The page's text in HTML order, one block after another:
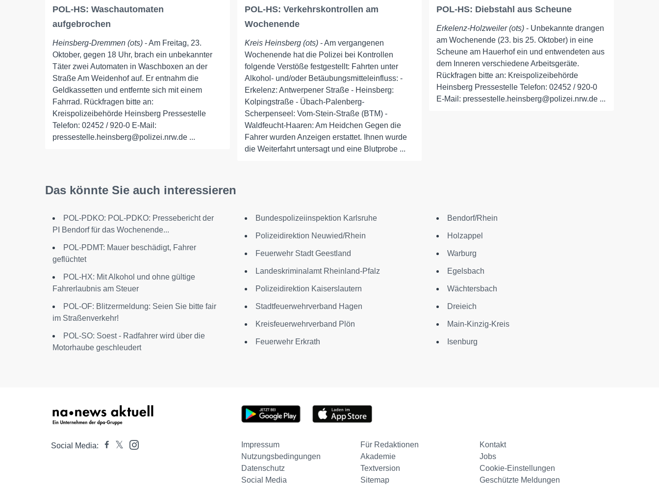
POL-HS: Waschautomaten
aufgebrochen
Heinsberg-Dremmen (ots) - Am Freitag, 23.
Oktober, gegen 18 Uhr, brach ein unbekannter
Täter zwei Automaten in Waschboxen an der
Straße Am Weidenhof auf. Er entnahm die
Geldkassetten und entfernte sich mit einem
Fahrrad. Rückfragen bitte an:
Kreispolizeibehörde Heinsberg Pressestelle
Telefon: 02452 / 920-0 E-Mail:
pressestelle.heinsberg@polizei.nrw.de ...
POL-HS: Verkehrskontrollen am
Wochenende
Kreis Heinsberg (ots)- Am vergangenen
Wochenende hat die Polizei bei Kontrollen
folgende Verstöße festgestellt: Fahrten unter
Alkohol- und/oder Betäubungsmitteleinfluss: -
Erkelenz: Antwerpener Straße - Heinsberg:
Kolpingstraße - Übach-Palenberg-
Scherpenseel: Vom-Stein-Straße (BTM) -
Waldfeucht-Haaren: Am Heidchen Gegen die
Fahrer wurden Anzeigen erstattet. Ihnen wurde
die Weiterfahrt untersagt und eine Blutprobe ...
POL-HS: Diebstahl aus Scheune
Erkelenz-Holzweiler (ots) - Unbekannte drangen
am Wochenende (23. bis 25. Oktober) in eine
Scheune am Hauerhof ein und entwendeten aus
dem Inneren verschiedene Arbeitsgeräte.
Rückfragen bitte an: Kreispolizeibehörde
Heinsberg Pressestelle Telefon: 02452 / 920-0
E-Mail: pressestelle.heinsberg@polizei.nrw.de ...
Das könnte Sie auch interessieren
POL-PDKO: POL-PDKO: Pressebericht der
PI Bendorf für das Wochenende...
POL-PDMT: Mauer beschädigt, Fahrer
geflüchtet
POL-HX: Mit Alkohol und ohne gültige
Fahrerlaubnis am Steuer
POL-OF: Blitzermeldung: Seien Sie bitte fair
im Straßenverkehr!
POL-SO: Soest - Radfahrer wird über die
Motorhaube geschleudert
Bundespolizeiinspektion Karlsruhe
Polizeidirektion Neuwied/Rhein
Feuerwehr Stadt Geestland
Landeskriminalamt Rheinland-Pfalz
Polizeidirektion Kaiserslautern
Stadtfeuerwehrverband Hagen
Kreisfeuerwehrverband Plön
Feuerwehr Erkrath
Bendorf/Rhein
Holzappel
Warburg
Egelsbach
Wächtersbach
Dreieich
Main-Kinzig-Kreis
Isenburg
Social Media: Impressum Für Redaktionen
Kontakt
Nutzungsbedingungen
Akademie
Jobs
Datenschutz
Textversion
Cookie-Einstellungen
Social Media
Sitemap Geschützte Meldungen